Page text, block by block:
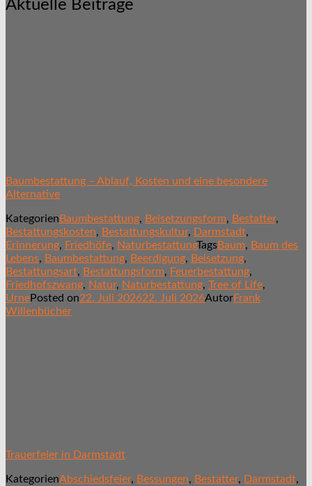
Aktuelle Beiträge
Baumbestattung – Ablauf, Kosten und eine besondere
Alternative
Kategorien Baumbestattung, Beisetzungsform, Bestatter,
Bestattungskosten, Bestattungskultur, Darmstadt,
Erinnerung, Friedhöfe, NaturbestattungTagsBaum, Baum des
Lebens, Baumbestattung, Beerdigung, Beisetzung,
Bestattungsart, Bestattungsform, Feuerbestattung,
Friedhofszwang, Natur, Naturbestattung, Tree of Life,
UrnePosted on22. Juli 202622. Juli 2026AutorFrank
Willenbücher
Trauerfeier in Darmstadt
KategorienAbschiedsfeier, Bessungen, Bestatter, Darmstadt,